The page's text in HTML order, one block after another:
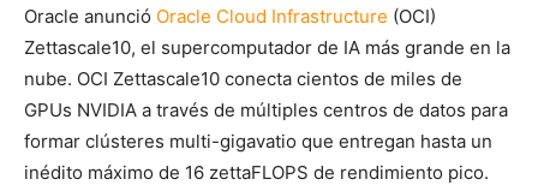
Oracle anunció Oracle Cloud Infrastructure (OCI)
Zettascale10, el supercomputador de IA más grande en la
nube. OCI Zettascale10 conecta cientos de miles de
GPUs NVIDIA a través de múltiples centros de datos para
formar clústeres multi-gigavatio que entregan hasta un
inédito máximo de 16 zettaFLOPS de rendimiento pico.